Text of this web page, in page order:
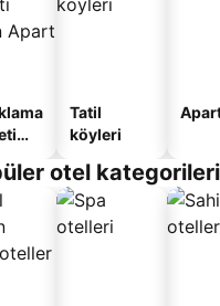
Tatil
köyleri
otel kategorileri